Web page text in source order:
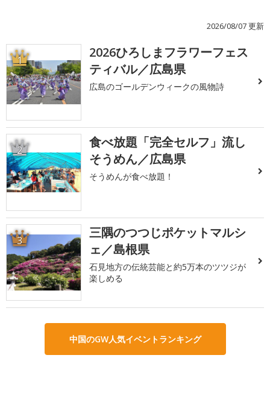
2026/08/07 更新
1
2026ひろしまフラワーフェス
ティバル／広島県
広島のゴールデンウィークの風物詩
2
食べ放題「完全セルフ」流し
そうめん／広島県
そうめんが食べ放題！
3
三隅のつつじポケットマルシ
ェ／島根県
石見地方の伝統芸能と約5万本のツツジが
楽しめる
中国のGW人気イベントランキング